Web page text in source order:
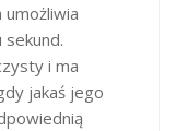
sekund.
i ma
jakaś jego